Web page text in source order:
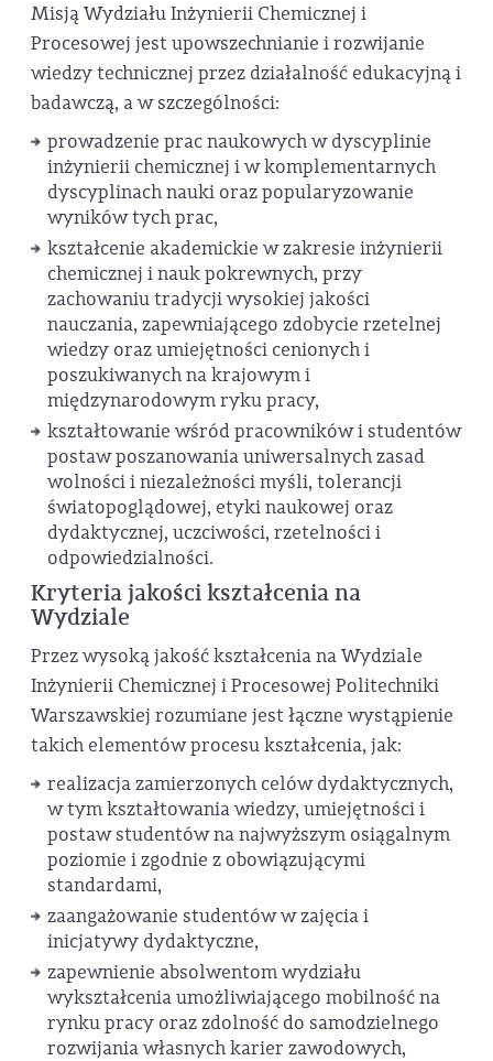
Misją Wydziału Inżynierii Chemicznej i
Procesowej jest upowszechnianie i rozwijanie
wiedzy technicznej przez działalność edukacyjną i
badawczą, a w szczególności:
prowadzenie prac naukowych w dyscyplinie
inżynierii chemicznej i w komplementarnych
dyscyplinach nauki oraz popularyzowanie
wyników tych prac,
kształcenie akademickie w zakresie inżynierii
chemicznej i nauk pokrewnych, przy
zachowaniu tradycji wysokiej jakości
nauczania, zapewniającego zdobycie rzetelnej
wiedzy oraz umiejętności cenionych i
poszukiwanych na krajowym i
międzynarodowym ryku pracy,
kształtowanie wśród pracowników i studentów
postaw poszanowania uniwersalnych zasad
wolności i niezależności myśli, tolerancji
światopoglądowej, etyki naukowej oraz
dydaktycznej, uczciwości, rzetelności i
odpowiedzialności.
Kryteria jakości kształcenia na
Wydziale
Przez wysoką jakość kształcenia na Wydziale
Inżynierii Chemicznej i Procesowej Politechniki
Warszawskiej rozumiane jest łączne wystąpienie
takich elementów procesu kształcenia, jak:
realizacja zamierzonych celów dydaktycznych,
w tym kształtowania wiedzy, umiejętności i
postaw studentów na najwyższym osiągalnym
poziomie i zgodnie z obowiązującymi
standardami,
zaangażowanie studentów w zajęcia i
inicjatywy dydaktyczne,
zapewnienie absolwentom wydziału
wykształcenia umożliwiającego mobilność na
rynku pracy oraz zdolność do samodzielnego
rozwijania własnych karier zawodowych,